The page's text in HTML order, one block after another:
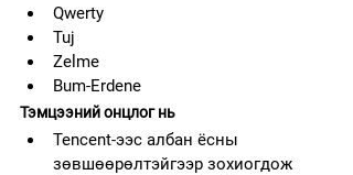
Qwerty
Tuj
Zelme
Bum-Erdene
Тэмцээний онцлог нь
Tencent-ээс албан ёсны
зөвшөөрөлтэйгээр зохиогдож